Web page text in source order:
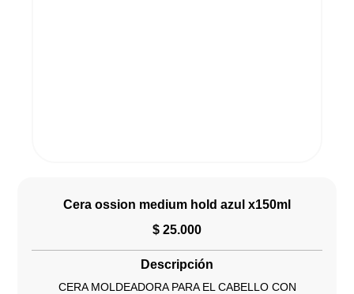
Cera ossion medium hold azul x150ml
$ 25.000
Descripción
CERA MOLDEADORA PARA EL CABELLO CON